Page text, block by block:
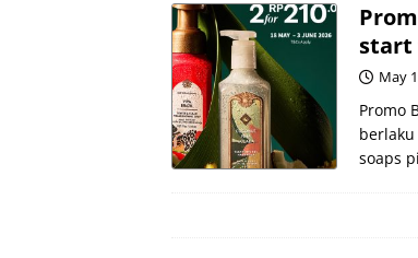
start
May
Promo
soaps